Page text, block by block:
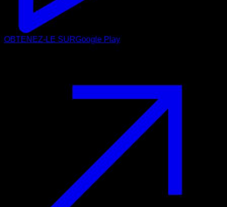
OBTENEZ-LE SURGoogle Play